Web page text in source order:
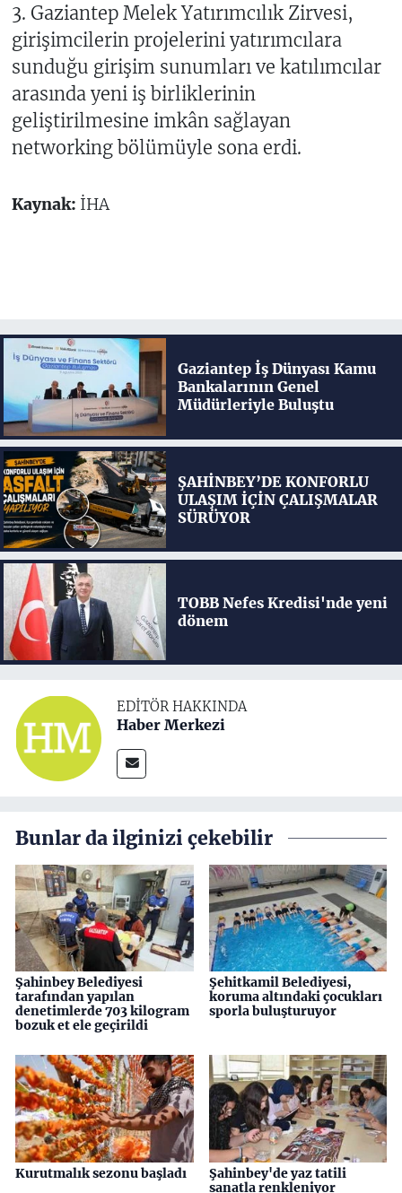
3. Gaziantep Melek Yatırımcılık Zirvesi,
girişimcilerin projelerini yatırımcılara
sunduğu girişim sunumları ve katılımcılar
arasında yeni iş birliklerinin
geliştirilmesine imkân sağlayan
networking bölümüyle sona erdi.
Kaynak: İHA
Gaziantep İş Dünyası Kamu
Bankalarının Genel
Müdürleriyle Buluştu
ŞAHİNBEY’DE KONFORLU
ULAŞIM İÇİN ÇALIŞMALAR
SÜRÜYOR
TOBB Nefes Kredisi'nde yeni
dönem
EDITÖR HAKKINDA
Haber Merkezi
Bunlar da ilginizi çekebilir
Şahinbey Belediyesi
tarafından yapılan
denetimlerde 703 kilogram
bozuk et ele geçirildi
Şehitkamil Belediyesi,
koruma altındaki çocukları
sporla buluşturuyor
Kurutmalık sezonu başladı
Şahinbey'de yaz tatili
sanatla renkleniyor